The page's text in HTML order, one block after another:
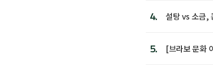
4. 설탕 vs 소금,
5.
[브라보 문화